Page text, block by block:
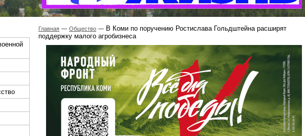
Главная Общество
В Коми по поручению Ростислава Гольдштейна расширят
поддержку малого агробизнеса